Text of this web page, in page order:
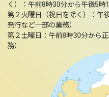
く）：午前8時30分から午後5時
第２火曜日（祝日を除く）：午
発行など一部の業務）
第２土曜日：午前8時30分から
務）